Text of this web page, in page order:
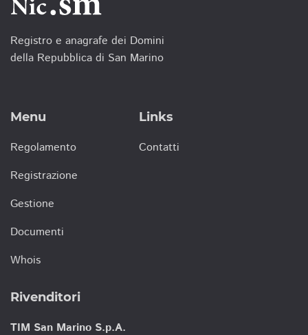
Registro e anagrafe dei Domini
della Repubblica di San Marino
Menu
Regolamento
Registrazione
Gestione
Documenti
Whois
Links
Contatti
Rivenditori
TIM San Marino S.p.A.